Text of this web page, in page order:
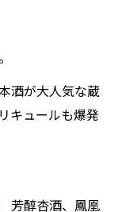
酒が大人気な蔵
キュールも爆発
醇杏酒、鳳凰